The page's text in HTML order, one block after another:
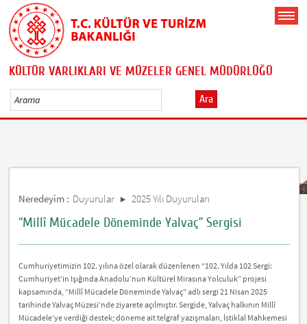
KÜLTÜR VARLIKLARI VE MÜZELER GENEL MÜDÜRLÜĞÜ
Ara
Neredeyim : Duyurular 2025 Yılı Duyuruları
“Millî Mücadele Döneminde Yalvaç” Sergisi
Cumhuriyetimizin 102. yılına özel olarak düzenlenen “102. Yılda 102 Sergi:
Cumhuriyet’in Işığında Anadolu’nun Kültürel Mirasına Yolculuk” projesi
kapsamında, “Millî Mücadele Döneminde Yalvaç” adlı sergi 21 Nisan 2025
tarihinde Yalvaç Müzesi’nde ziyarete açılmıştır. Sergide, Yalvaç halkının Millî
Mücadele’ye verdiği destek; döneme ait telgraf yazışmaları, İstiklal Mahkemesi